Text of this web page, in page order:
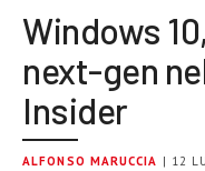
Windows
next-gen
Insider
ALFONSO MARUCCIA | 12